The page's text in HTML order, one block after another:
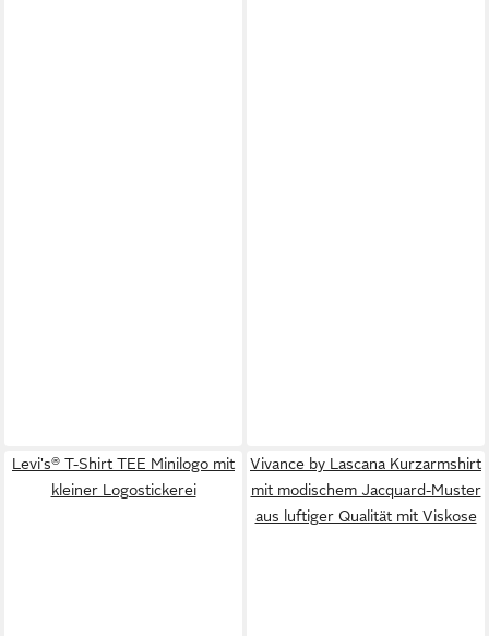
Levi's® T-Shirt TEE Minilogo mit
kleiner Logostickerei
Vivance by Lascana Kurzarmshirt
mit modischem Jacquard-Muster
aus luftiger Qualität mit Viskose